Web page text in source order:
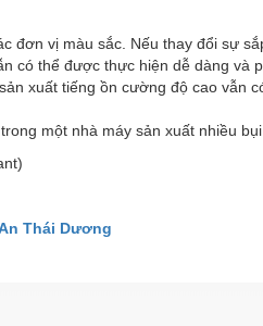
vị màu sắc. Nếu thay đổi sự
có thể được thực hiện dễ dàng và
xuất tiếng ồn cường độ cao vẫn
một nhà máy sản xuất nhiều bụi
Thái Dương